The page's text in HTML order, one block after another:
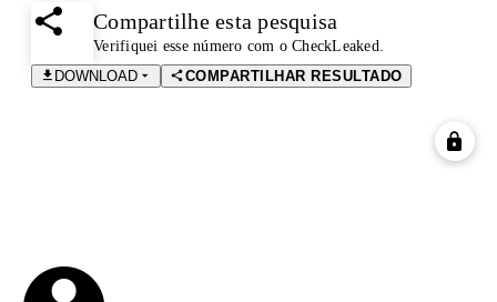
Compartilhe esta pesquisa
Verifiquei esse número com o CheckLeaked.
DOWNLOAD
COMPARTILHAR RESULTADO